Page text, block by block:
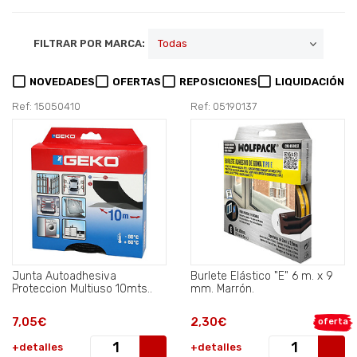
FILTRAR POR MARCA:
NOVEDADES OFERTAS REPOSICIONES LIQUIDACIÓN
Ref: 15050410
Junta Autoadhesiva
Proteccion Multiuso 10mts..
7,05€
+detalles
Ref: 05190137
Burlete Elástico "E" 6 m. x 9
mm. Marrón.
oferta
2,30€
+detalles